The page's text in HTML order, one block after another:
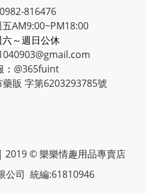
0982-816476
AM9:00~PM18:00
六～週日公休
： @365fuint
販 字第6203293785號
© 樂樂情趣用品專賣店
公司 統編:61810946